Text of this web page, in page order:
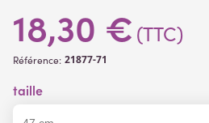
18,30 € (TTC)
Référence: 21877-71
taille